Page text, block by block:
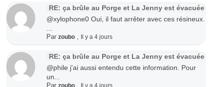
RE: ça brûle au Porge et La Jenny est évacuée
@xylophone0 Oui, il faut arrêter avec ces résineux.
Par zoubo, Il y a 4 jours
RE: ça brûle au Porge et La Jenny est évacuée
@phile j'ai aussi entendu cette information. Pour
un...
Par zoubo, Il y a 4 jours